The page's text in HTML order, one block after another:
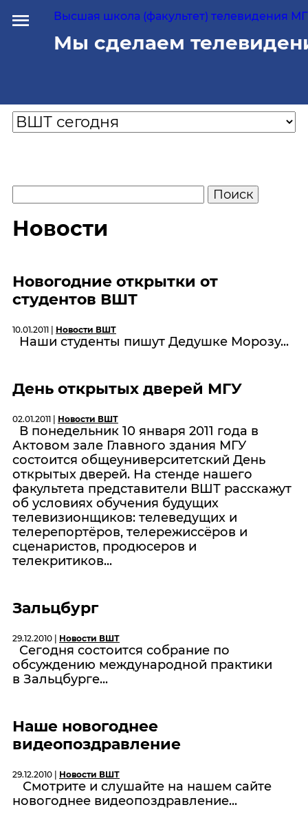
Высшая школа (факультет) телевидения
Мы сделаем
Новости
Новогодние открытки от
студентов ВШТ
10.01.2011 | Новости ВШТ
Наши студенты пишут Дедушке Морозу...
День открытых дверей МГУ
02.01.2011 | Новости ВШТ
В понедельник 10 января 2011 года в
Актовом зале Главного здания МГУ
состоится общеуниверситетский День
открытых дверей. На стенде нашего
факультета представители ВШТ расскажут
об условиях обучения будущих
телевизионщиков: телеведущих и
телерепортёров, телережиссёров и
сценаристов, продюсеров и
телекритиков...
Зальцбург
29.12.2010 | Новости ВШТ
Сегодня состоится собрание по
обсуждению международной практики
в Зальцбурге...
Наше новогоднее
видеопоздравление
29.12.2010 | Новости ВШТ
Смотрите и слушайте на нашем сайте
новогоднее видеопоздравление...